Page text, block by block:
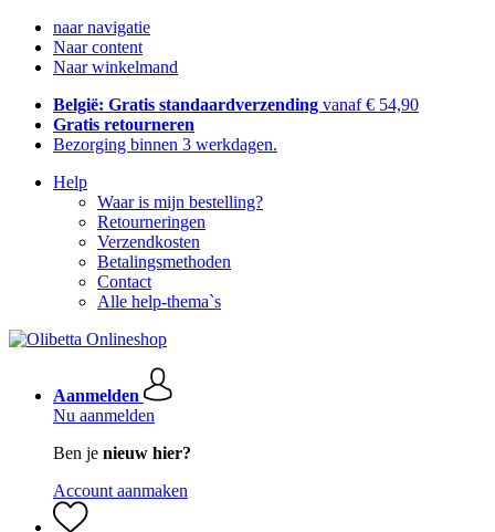
naar navigatie
Naar content
Naar winkelmand
België: Gratis standaardverzending vanaf € 54,90
Gratis retourneren
Bezorging binnen 3 werkdagen.
Help
Waar is mijn bestelling?
Retourneringen
Verzendkosten
Betalingsmethoden
Contact
Alle help-thema`s
Aanmelden
Nu aanmelden
Ben je nieuw hier?
Account aanmaken